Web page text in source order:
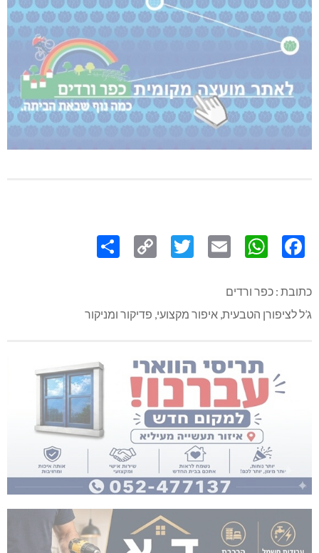
Link
כתובת : כפר ורדים
ג’ל לציפורן הטבעית, איפור מקצועי, פדיקור ומניקור